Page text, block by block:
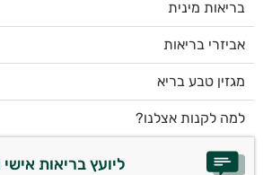
בריאות מינית
אביזרי בריאות
מגזין טבע בריא
למה לקנות אצלנו?
ליועץ בריאות אישי AI